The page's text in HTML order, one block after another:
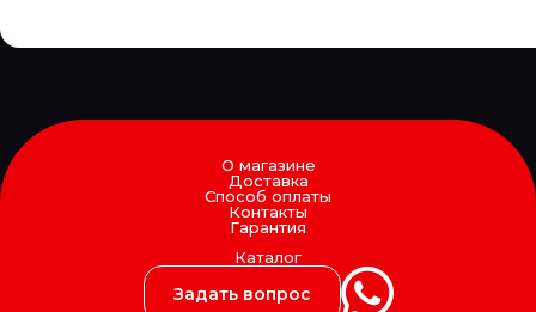
О магазине
Доставка
Способ оплаты
Контакты
Гарантия
Каталог
Задать вопрос